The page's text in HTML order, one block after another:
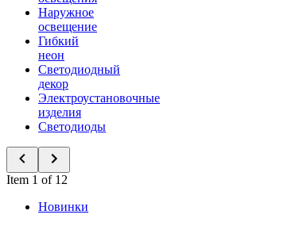
Наружное
освещение
Гибкий
неон
Светодиодный
декор
Электроустановочные
изделия
Светодиоды
Item 1 of 12
Новинки